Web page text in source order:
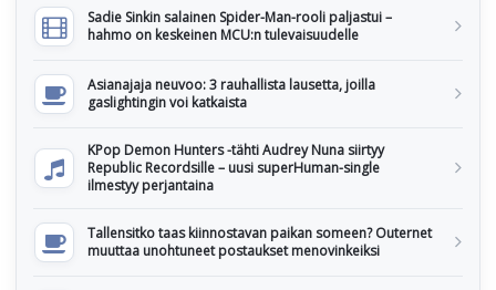
Sadie Sinkin salainen Spider-Man-rooli paljastui –
hahmo on keskeinen MCU:n tulevaisuudelle
Asianajaja neuvoo: 3 rauhallista lausetta, joilla
gaslightingin voi katkaista
KPop Demon Hunters -tähti Audrey Nuna siirtyy
Republic Recordsille – uusi superHuman-single
ilmestyy perjantaina
Tallensitko taas kiinnostavan paikan someen? Outernet
muuttaa unohtuneet postaukset menovinkeiksi